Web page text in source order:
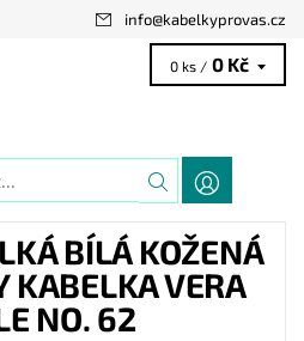
info@kabelkyprovas.cz
0 ks / 0 Kč
BÍLÁ KOŽENÁ
KABELKA VERA
NO. 62